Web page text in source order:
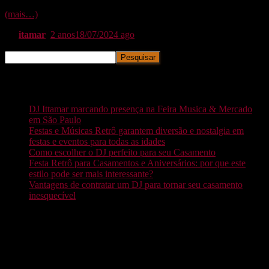
(mais…)
itamar 2 anos18/07/2024 ago
Pesquisar
DJ Ittamar marcando presença na Feira Musica & Mercado
em São Paulo
Festas e Músicas Retrô garantem diversão e nostalgia em
festas e eventos para todas as idades
Como escolher o DJ perfeito para seu Casamento
Festa Retrô para Casamentos e Aniversários: por que este
estilo pode ser mais interessante?
Vantagens de contratar um DJ para tornar seu casamento
inesquecível